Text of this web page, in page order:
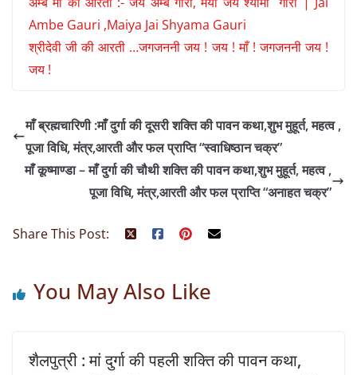
Ambe Gauri ,Maiya Jai Shyama Gauri
श्रीदेवी जी की आरती …जगजननी जय ! जय ! माँ ! जगजननी जय !
जय !
माँ ब्रह्मचारिणी :माँ दुर्गा की दूसरी शक्ति की पावन कथा,शुभ मुहूर्त, महत्व ,
पूजा विधि, मंत्र,आरती और फल प्राप्ति “स्वाधिष्ठान चक्र”
माँ कूष्माण्डा – माँ दुर्गा की चौथी शक्ति की पावन कथा,शुभ मुहूर्त, महत्व ,
पूजा विधि, मंत्र,आरती और फल प्राप्ति “अनाहत चक्र”
Share This Post:
You May Also Like
शैलपुत्री : मां दुर्गा की पहली शक्ति की पावन कथा,